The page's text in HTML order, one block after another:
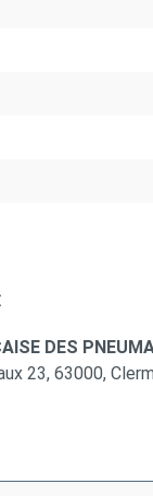
DES
23, 63000,